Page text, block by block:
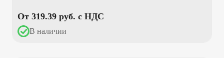
От 319.39 pуб. с НДС
В наличии